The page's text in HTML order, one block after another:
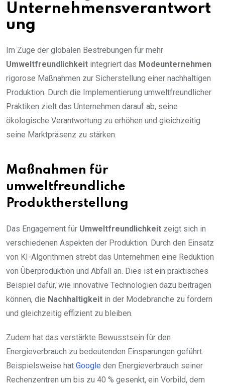
Unternehmensverantwort
ung
Im Zuge der globalen Bestrebungen für mehr
Umweltfreundlichkeit integriert das Modeunternehmen
rigorose Maßnahmen zur Sicherstellung einer nachhaltigen
Produktion. Durch die Implementierung umweltfreundlicher
Praktiken zielt das Unternehmen darauf ab, seine
ökologische Verantwortung zu erhöhen und gleichzeitig
seine Marktpräsenz zu stärken.
Maßnahmen für
umweltfreundliche
Produktherstellung
Das Engagement für Umweltfreundlichkeit zeigt sich in
verschiedenen Aspekten der Produktion. Durch den Einsatz
von KI-Algorithmen strebt das Unternehmen eine Reduktion
von Überproduktion und Abfall an. Dies ist ein praktisches
Beispiel dafür, wie innovative Technologien dazu beitragen
können, die Nachhaltigkeit in der Modebranche zu fördern
und gleichzeitig effizient zu bleiben.
Zudem hat das verstärkte Bewusstsein für den
Energieverbrauch zu bedeutenden Einsparungen geführt.
Beispielsweise hat Google den Energieverbrauch seiner
Rechenzentren um bis zu 40 % gesenkt, ein Vorbild, dem